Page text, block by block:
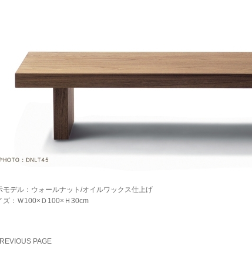
モデル：ウォールナット/オイルワックス仕上げ
ズ：Ｗ100×Ｄ100×Ｈ30cm
PAGE